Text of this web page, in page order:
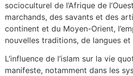
socioculturel de l’Afrique de
marchands, des savants et des
continent et du Moyen-Orient,
nouvelles traditions, de langues et
L’influence de l’islam sur la vie
manifeste, notamment dans les